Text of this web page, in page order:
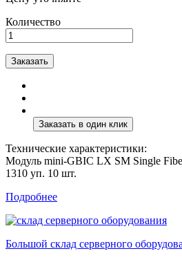
Количество
Заказать
Технические характеристики:
Модуль mini-GBIC LX SM Single
1310 уп. 10 шт.
Подробнее
Большой склад серверного